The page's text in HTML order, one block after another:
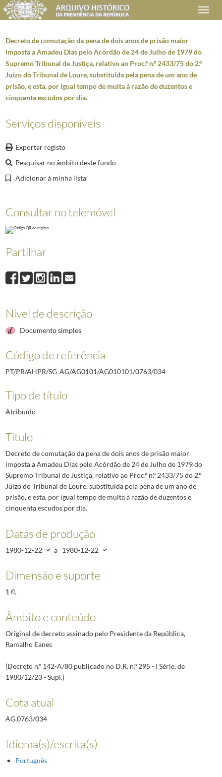
Toggle
navigation
Plano de classificação
AHPR Presidência da República
AG0101 Atos e Despachos presidenciais (publicação)
001Decreto de comutação da pena de um mês e seis dias de prisão
(...)
031Decreto de comutação da pena de três anos de suspensão dos
Decreto de comutação da pena de dois anos de prisão maior
imposta a Amadeu Dias pelo Acórdão de 24 de Julho de 1979 do
Supremo Tribunal de Justiça, relativo ao Proc.º n.º 2433/75 do 2.º
Juízo do Tribunal de Loure, substituída pela pena de um ano de
prisão, e esta, por igual tempo de multa à razão de duzentos e
cinquenta escudos por dia.
Serviços disponíveis
Exportar registo
Pesquisar no âmbito deste fundo
Adicionar à minha lista
Consultar no telemóvel
Partilhar
Nível de descrição
Documento simples
Código de referência
PT/PR/AHPR/SG-AG/AG0101/AG010101/0763/034
Tipo de título
Atribuído
Título
Decreto de comutação da pena de dois anos de prisão maior
imposta a Amadeu Dias pelo Acórdão de 24 de Julho de 1979 do
Supremo Tribunal de Justiça, relativo ao Proc.º n.º 2433/75 do 2.º
Juízo do Tribunal de Loure, substituída pela pena de um ano de
prisão, e esta, por igual tempo de multa à razão de duzentos e
cinquenta escudos por dia.
Datas de produção
1980-12-22 a 1980-12-22
Dimensão e suporte
1 fl.
Âmbito e conteúdo
Original de decreto assinado pelo Presidente da República,
Ramalho Eanes
(Decreto n.º 142-A/80 publicado no D.R. n.º 295 - I Série, de
1980/12/23 - Supl.)
Cota atual
AG.0763/034
Idioma(s)/escrita(s)
Português